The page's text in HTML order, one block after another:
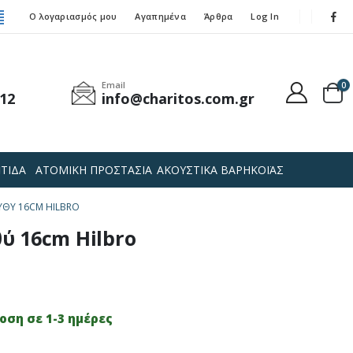
Ο λογαριασμός μου Αγαπημένα Άρθρα Log In
Email
info@charitos.com.gr
0
ΑΤΟΜΙΚΗ ΠΡΟΣΤΑΣΙΑ ΑΚΟΥΣΤΙΚΑ ΒΑΡΗΚΟΪΑΣ
16CM HILBRO
16cm Hilbro
σε 1-3 ημέρες